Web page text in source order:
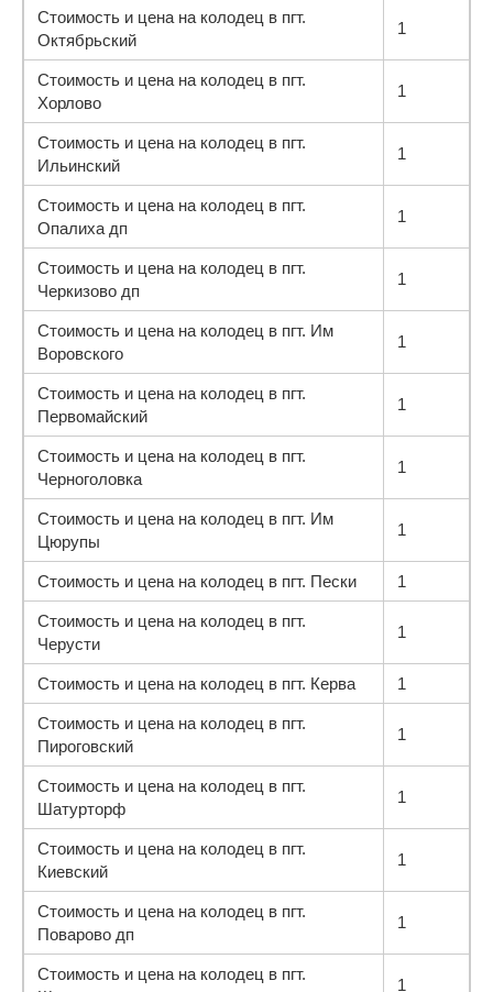
Стоимость и цена на колодец в пгт.
Октябрьский
1
Стоимость и цена на колодец в пгт.
Хорлово
1
Стоимость и цена на колодец в пгт.
Ильинский
1
Стоимость и цена на колодец в пгт.
Опалиха дп
1
Стоимость и цена на колодец в пгт.
Черкизово дп
1
Стоимость и цена на колодец в пгт. Им
Воровского
1
Стоимость и цена на колодец в пгт.
Первомайский
1
Стоимость и цена на колодец в пгт.
Черноголовка
1
Стоимость и цена на колодец в пгт. Им
Цюрупы
1
Стоимость и цена на колодец в пгт. Пески 1
Стоимость и цена на колодец в пгт.
Черусти
1
Стоимость и цена на колодец в пгт. Керва 1
Стоимость и цена на колодец в пгт.
Пироговский
1
Стоимость и цена на колодец в пгт.
Шатурторф
1
Стоимость и цена на колодец в пгт.
Киевский
1
Стоимость и цена на колодец в пгт.
Поварово дп
1
Стоимость и цена на колодец в пгт.
1